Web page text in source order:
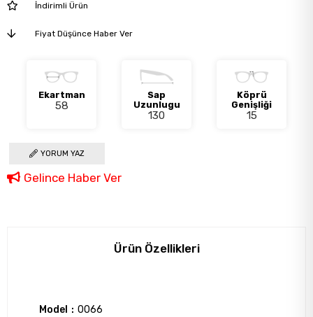
İndirimli Ürün
Fiyat Düşünce Haber Ver
Ekartman
58
Sap
Uzunlugu
130
Köprü
Genişliği
15
YORUM YAZ
Gelince Haber Ver
Ürün Özellikleri
Model 0066